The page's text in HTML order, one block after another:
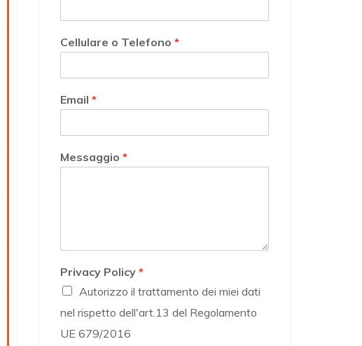
Cellulare o Telefono *
Email *
Messaggio *
Privacy Policy *
Autorizzo il trattamento dei miei dati
nel rispetto dell'art.13 del Regolamento
UE 679/2016